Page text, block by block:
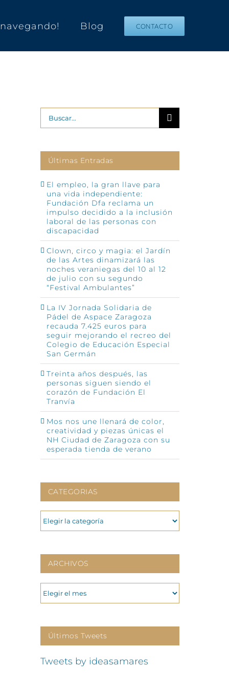
navegando! Blog CONTACTO
Buscar:
Últimas Entradas
El empleo, la gran llave para
una vida independiente:
Fundación Dfa reclama un
impulso decidido a la inclusión
laboral de las personas con
discapacidad
Clown, circo y magia: el Jardín
de las Artes dinamizará las
noches veraniegas del 10 al 12
de julio con su segundo
“Festival Ambulantes”
La IV Jornada Solidaria de
Pádel de Aspace Zaragoza
recauda 7.425 euros para
seguir mejorando el recreo del
Colegio de Educación Especial
San Germán
Treinta años después, las
personas siguen siendo el
corazón de Fundación El
Tranvía
Mos nos une llenará de color,
creatividad y piezas únicas el
NH Ciudad de Zaragoza con su
esperada tienda de verano
CATEGORIAS
CATEGORIAS
ARCHIVOS
ARCHIVOS
Últimos Tweets
Tweets by ideasamares